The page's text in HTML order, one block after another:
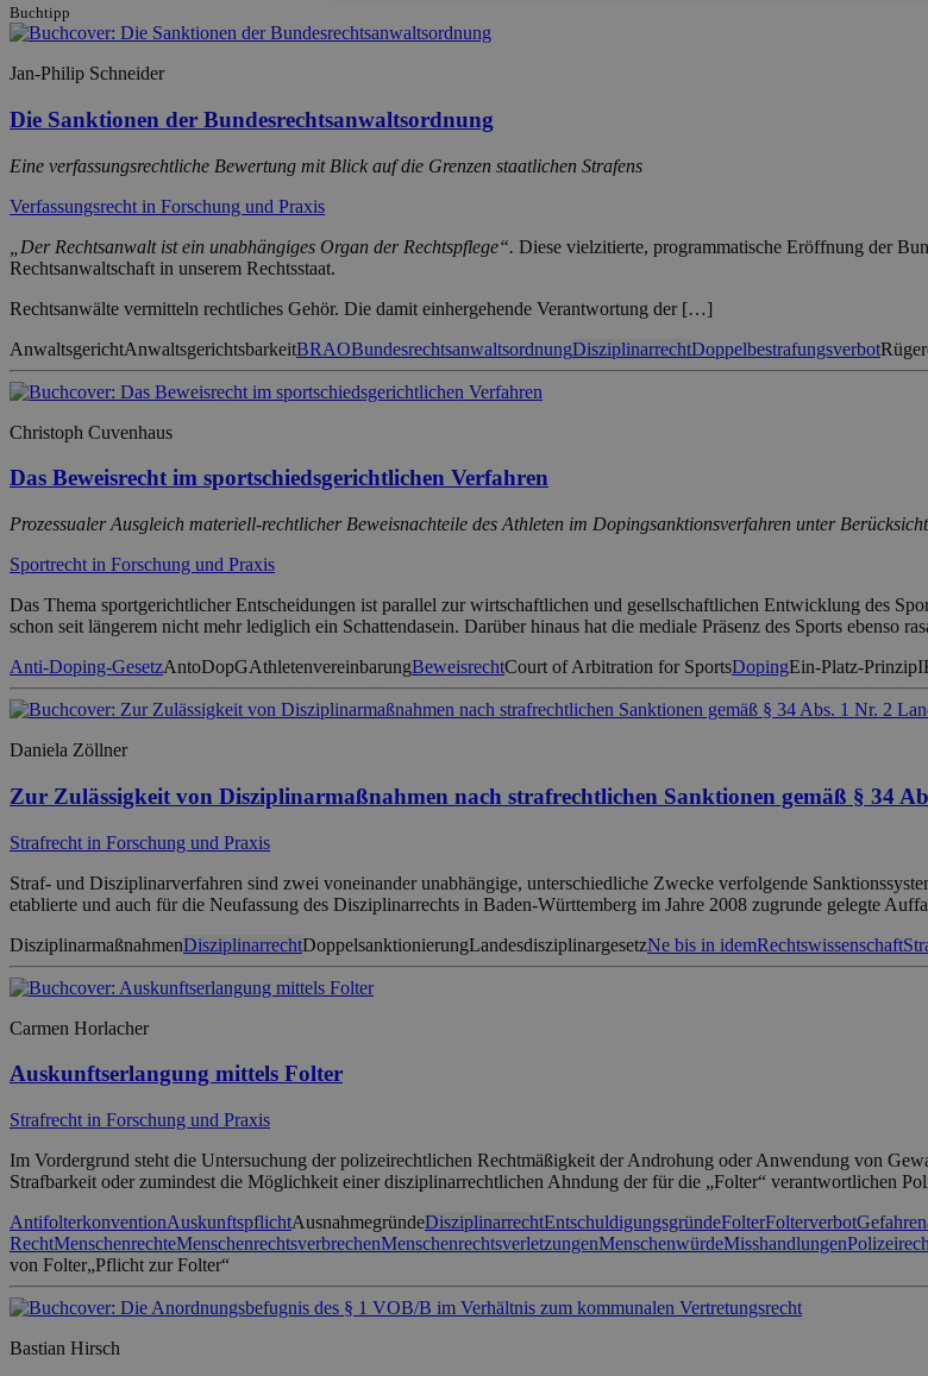
Buchtipp
Jan-Philip Schneider
Die Sanktionen der Bundesrechtsanwaltsordnung
Eine verfassungsrechtliche Bewertung mit Blick auf die Grenzen staatlichen Strafens
Verfassungsrecht in Forschung und Praxis
„Der Rechtsanwalt ist ein unabhängiges Organ der Rechtspflege“. Diese vielzitierte, programmatische Eröffnung der
Rechtsanwaltschaft in unserem Rechtsstaat.
Rechtsanwälte vermitteln rechtliches Gehör. Die damit einhergehende Verantwortung der […]
AnwaltsgerichtAnwaltsgerichtsbarkeitBRAOBundesrechtsanwaltsordnungDisziplinarrechtDoppelbestrafungsverbot
Christoph Cuvenhaus
Das Beweisrecht im sportschiedsgerichtlichen Verfahren
Prozessualer Ausgleich materiell-rechtlicher Beweisnachteile des Athleten im Dopingsanktionsverfahren unter
Sportrecht in Forschung und Praxis
Das Thema sportgerichtlicher Entscheidungen ist parallel zur wirtschaftlichen und gesellschaftlichen Entwicklung des
schon seit längerem nicht mehr lediglich ein Schattendasein. Darüber hinaus hat die mediale Präsenz des Sports ebenso
Anti-Doping-GesetzAntoDopGAthletenvereinbarungBeweisrechtCourt of Arbitration for SportsDopingEin-Platz-Prinzip
Daniela Zöllner
Zur Zulässigkeit von Disziplinarmaßnahmen nach strafrechtlichen Sanktionen gemäß § 34
Strafrecht in Forschung und Praxis
Straf- und Disziplinarverfahren sind zwei voneinander unabhängige, unterschiedliche Zwecke verfolgende
etablierte und auch für die Neufassung des Disziplinarrechts in Baden-Württemberg im Jahre 2008 zugrunde gelegte
DisziplinarmaßnahmenDisziplinarrechtDoppelsanktionierungLandesdisziplinargesetzNe bis in idemRechtswissenschaft
Carmen Horlacher
Auskunftserlangung mittels Folter
Strafrecht in Forschung und Praxis
Im Vordergrund steht die Untersuchung der polizeirechtlichen Rechtmäßigkeit der Androhung oder Anwendung von
Strafbarkeit oder zumindest die Möglichkeit einer disziplinarrechtlichen Ahndung der für die „Folter“ verantwortlichen
AntifolterkonventionAuskunftspflichtAusnahmegründeDisziplinarrechtEntschuldigungsgründeFolterFolterverbot
RechtMenschenrechteMenschenrechtsverbrechenMenschenrechtsverletzungenMenschenwürdeMisshandlungen
von Folter„Pflicht zur Folter“
Bastian Hirsch